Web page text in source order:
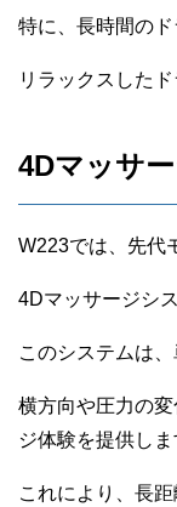
特に、長時間のド
リラックスした
4Dマッサ
W223では、先代
4Dマッサージシ
このシステムは
横方向や圧力の
ジ体験を提供しま
これにより、長